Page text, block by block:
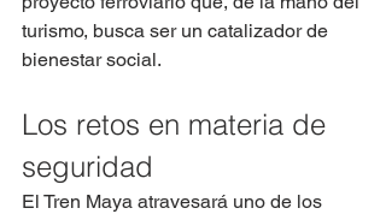
turismo, busca ser un catalizador de
bienestar social.
Los retos en materia de
seguridad
El Tren Maya atravesará uno de los